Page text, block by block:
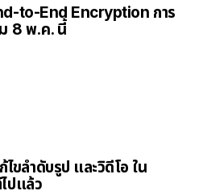
to-End Encryption การ
ม 8 พ.ค. นี้
ขลำดับรูป และวิดีโอ ใน
ปแล้ว